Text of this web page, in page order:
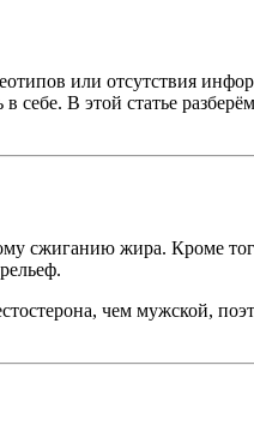
или отсутствия
себе. В этой статье
сжиганию жира. Кроме
чем мужской,